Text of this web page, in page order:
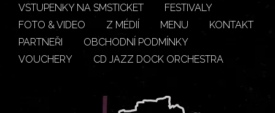
VSTUPENKY NA SMSTICKET
FESTIVALY
FOTO & VIDEO
Z MÉDIÍ MENU
KONTAKT
PARTNEŘI
OBCHODNÍ PODMÍNKY
VOUCHERY
CD JAZZ DOCK ORCHESTRA